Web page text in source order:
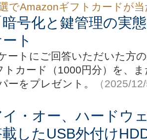
でAmazonギフトカードが
暗号化と鍵管理の実
ト
ートにご回答いただいた方
トカード（1000円分）を、
ーをプレゼント。
（2025/
イ・オー、ハードウ
したUSB外付け